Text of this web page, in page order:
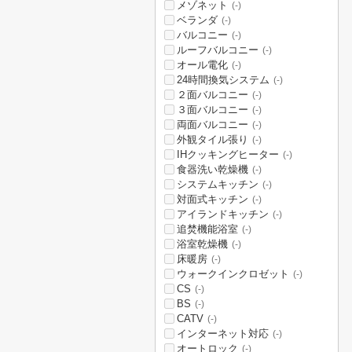
メゾネット (-)
ベランダ (-)
バルコニー (-)
ルーフバルコニー (-)
オール電化 (-)
24時間換気システム (-)
２面バルコニー (-)
３面バルコニー (-)
両面バルコニー (-)
外観タイル張り (-)
IHクッキングヒーター (-)
食器洗い乾燥機 (-)
システムキッチン (-)
対面式キッチン (-)
アイランドキッチン (-)
追焚機能浴室 (-)
浴室乾燥機 (-)
床暖房 (-)
ウォークインクロゼット (-)
CS (-)
BS (-)
CATV (-)
インターネット対応 (-)
オートロック (-)